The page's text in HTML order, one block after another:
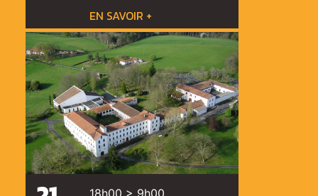
EN SAVOIR +
18h00 > 9h00